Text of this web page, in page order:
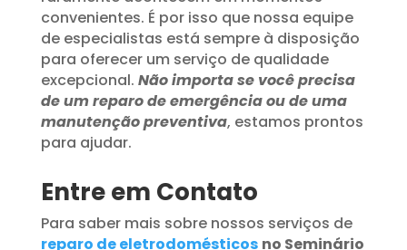
convenientes. É por isso que nossa equipe
de especialistas está sempre à disposição
para oferecer um serviço de qualidade
excepcional. Não importa se você precisa
de um reparo de emergência ou de uma
manutenção preventiva, estamos prontos
para ajudar.
Entre em Contato
Para saber mais sobre nossos serviços de
reparo de eletrodomésticos no Seminário